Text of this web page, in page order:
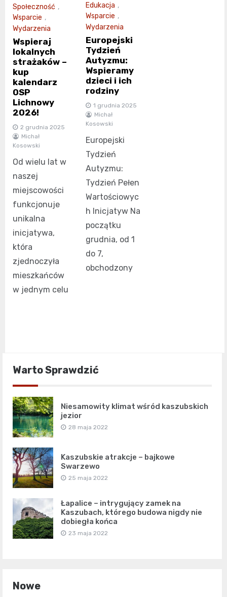
Społeczność ,
Wsparcie ,
Wydarzenia
Wspieraj
lokalnych
strażaków –
kup
kalendarz
OSP
Lichnowy
2026!
2 grudnia 2025
Michał
Kosowski
Od wielu lat w
naszej
miejscowości
funkcjonuje
unikalna
inicjatywa,
która
zjednoczyła
mieszkańców
w jednym celu
Edukacja ,
Wsparcie ,
Wydarzenia
Europejski
Tydzień
Autyzmu:
Wspieramy
dzieci i ich
rodziny
1 grudnia 2025
Michał
Kosowski
Europejski
Tydzień
Autyzmu:
Tydzień Pełen
Wartościowyc
h Inicjatyw Na
początku
grudnia, od 1
do 7,
obchodzony
Warto Sprawdzić
Niesamowity klimat wśród kaszubskich
jezior
28 maja 2022
Kaszubskie atrakcje – bajkowe
Swarzewo
25 maja 2022
Łapalice – intrygujący zamek na
Kaszubach, którego budowa nigdy nie
dobiegła końca
23 maja 2022
Nowe